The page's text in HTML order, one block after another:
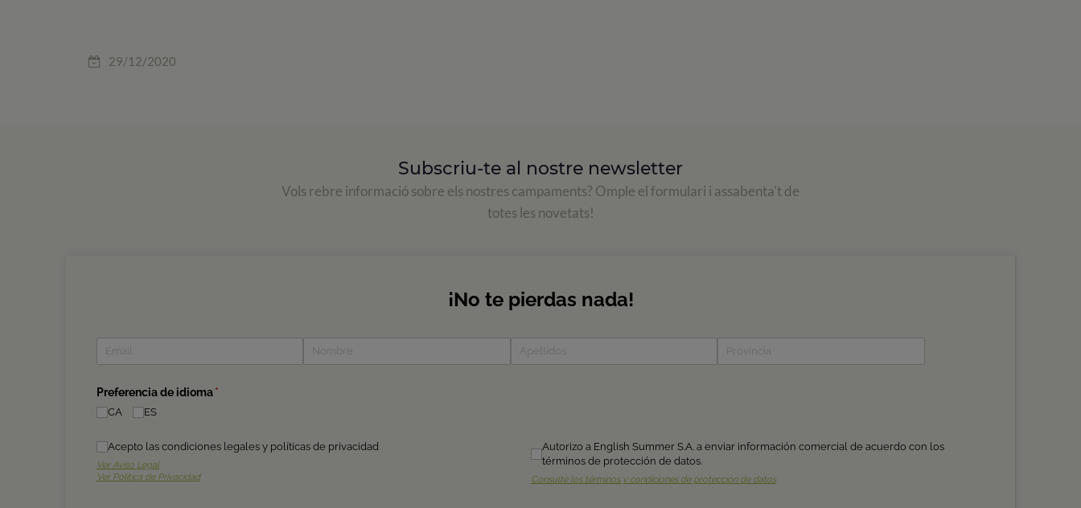
29/12/2020
Subscriu-te al nostre newsletter
Vols rebre informació sobre els nostres campaments? Omple el formulari i assabenta't de
totes les novetats!